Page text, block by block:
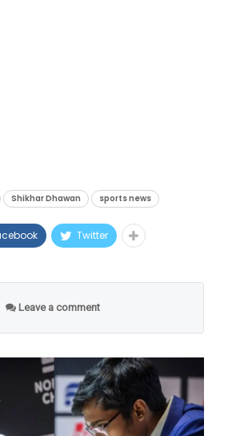
Shikhar Dhawan sports news
Twitter
Leave a comment